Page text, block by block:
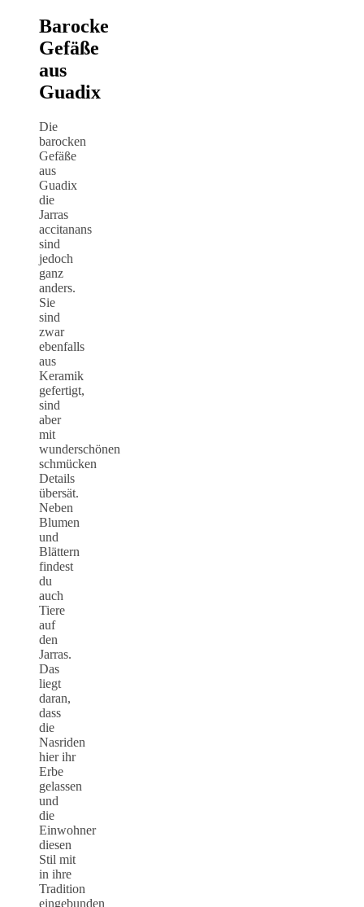
Barocke
Gefäße
aus
Guadix
Die
barocken
Gefäße
aus
Guadix
die
Jarras
accitanans
sind
jedoch
ganz
anders.
Sie
sind
zwar
ebenfalls
aus
Keramik
gefertigt,
sind
aber
mit
wunderschönen
schmücken
Details
übersät.
Neben
Blumen
und
Blättern
findest
du
auch
Tiere
auf
den
Jarras.
Das
liegt
daran,
dass
die
Nasriden
hier ihr
Erbe
gelassen
und
die
Einwohner
diesen
Stil mit
in ihre
Tradition
eingebunden